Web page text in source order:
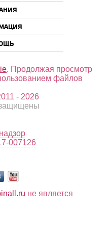
. Продолжая просмотр
файлов
- 2026
007126
не является